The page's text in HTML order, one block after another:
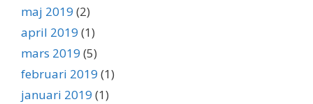
maj 2019 (2)
april 2019 (1)
mars 2019 (5)
februari 2019 (1)
januari 2019 (1)